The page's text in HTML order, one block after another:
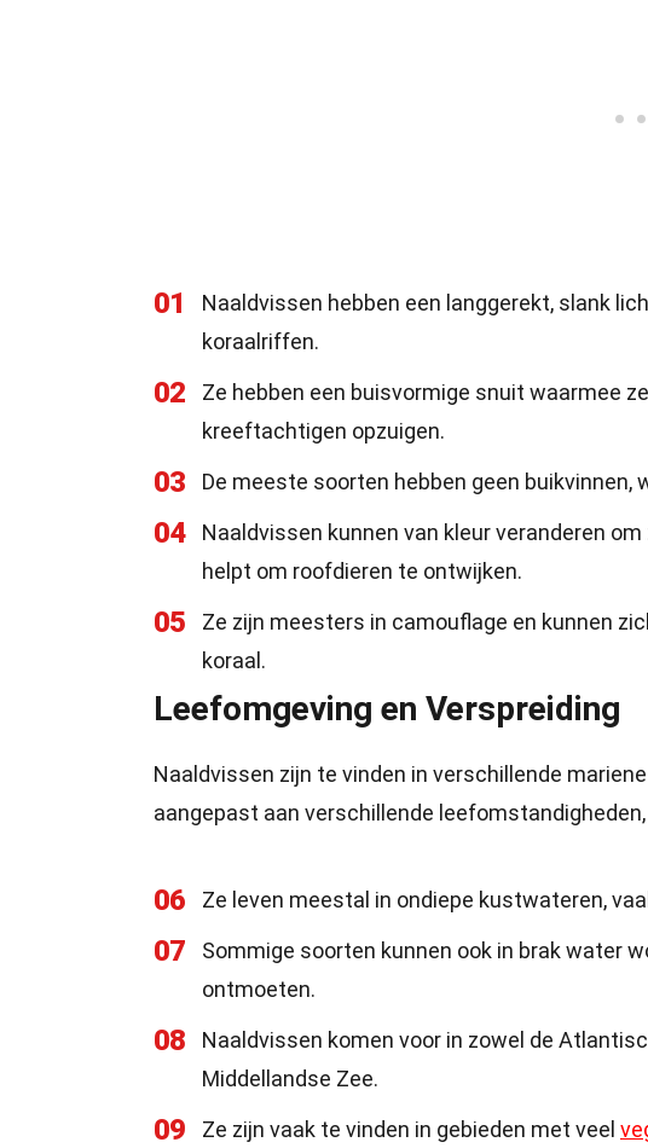
01
Naaldvissen hebben een langgerekt, slank
koraalriffen.
02
Ze hebben een buisvormige snuit waarmee
kreeftachtigen opzuigen.
03 De meeste soorten hebben geen buikvinnen,
04
Naaldvissen kunnen van kleur veranderen
helpt om roofdieren te ontwijken.
05
Ze zijn meesters in camouflage en kunnen
koraal.
Leefomgeving en Verspreiding
Naaldvissen zijn te vinden in verschillende
aangepast aan verschillende
06 Ze leven meestal in ondiepe kustwateren,
07
Sommige soorten kunnen ook in brak water
ontmoeten.
08
Naaldvissen komen voor in zowel de
Middellandse Zee.
09 Ze zijn vaak te vinden in gebieden met veel